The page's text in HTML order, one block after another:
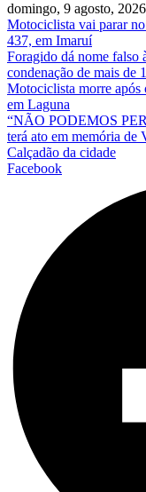
domingo, 9 agosto, 2026
Motociclista vai parar
437, em Imaruí
Foragido dá nome falso
condenação de mais de
Motociclista morre após
em Laguna
“NÃO PODEMOS
terá ato em memória de
Calçadão da cidade
Facebook